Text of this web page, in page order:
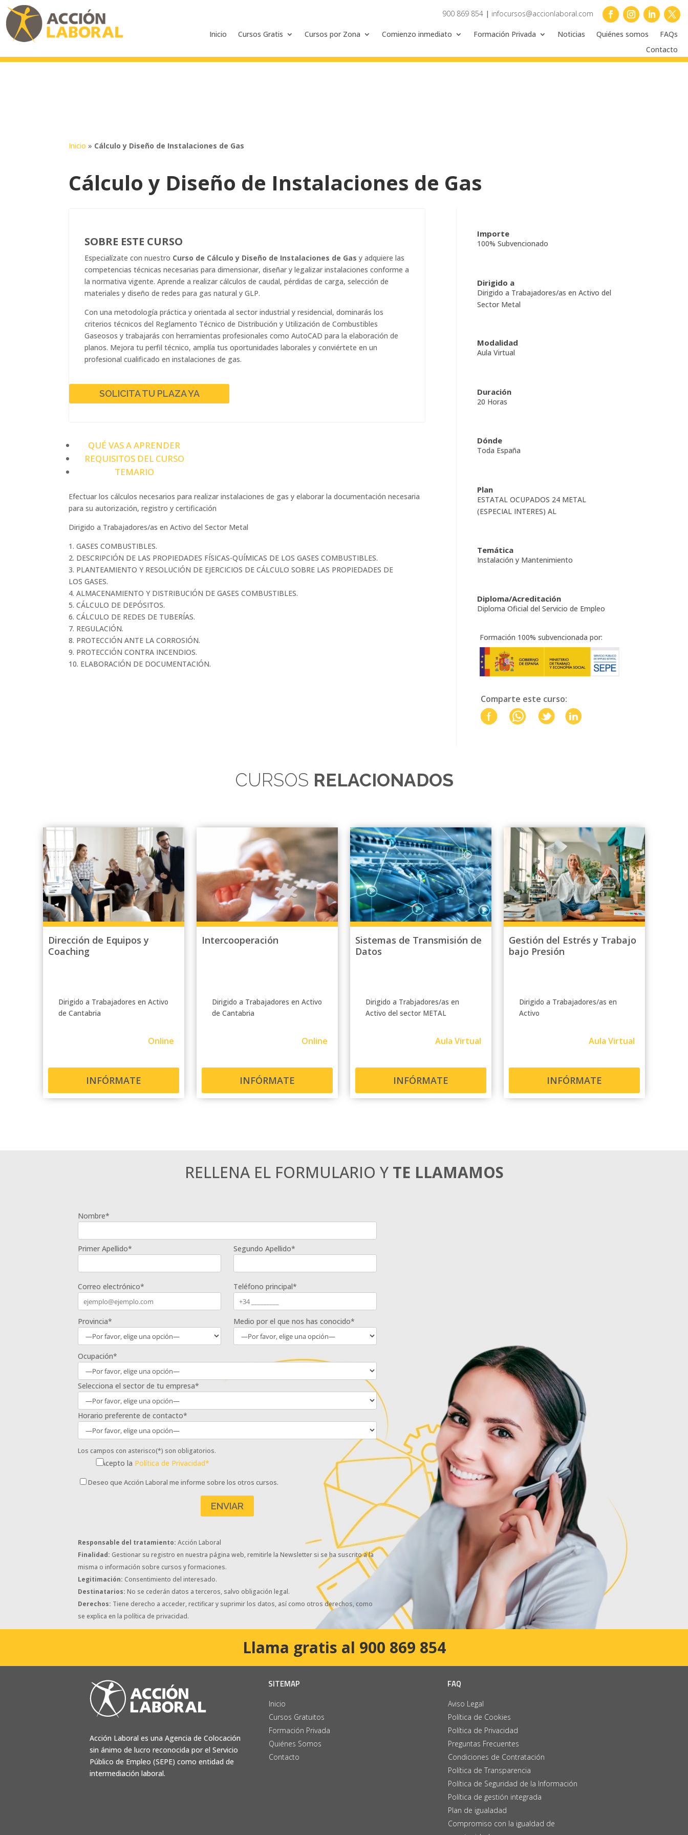
900 869 854 | infocursos@accionlaboral.com
Inicio Cursos Gratis Cursos por Zona Comienzo inmediato Formación Privada Noticias Quiénes somos
FAQs
Contacto
Inicio » Cálculo y Diseño de Instalaciones de Gas
Cálculo y Diseño de Instalaciones de Gas
SOBRE ESTE CURSO
Especialízate con nuestro Curso de Cálculo y Diseño de Instalaciones de Gas y adquiere las
competencias técnicas necesarias para dimensionar, diseñar y legalizar instalaciones conforme a
la normativa vigente. Aprende a realizar cálculos de caudal, pérdidas de carga, selección de
materiales y diseño de redes para gas natural y GLP.
Con una metodología práctica y orientada al sector industrial y residencial, dominarás los
criterios técnicos del Reglamento Técnico de Distribución y Utilización de Combustibles
Gaseosos y trabajarás con herramientas profesionales como AutoCAD para la elaboración de
planos. Mejora tu perfil técnico, amplía tus oportunidades laborales y conviértete en un
profesional cualificado en instalaciones de gas.
SOLICITA TU PLAZA YA
QUÉ VAS A APRENDER
REQUISITOS DEL CURSO
TEMARIO
Efectuar los cálculos necesarios para realizar instalaciones de gas y elaborar la documentación necesaria
para su autorización, registro y certificación
Dirigido a Trabajadores/as en Activo del Sector Metal
1. GASES COMBUSTIBLES.
2. DESCRIPCIÓN DE LAS PROPIEDADES FÍSICAS-QUÍMICAS DE LOS GASES COMBUSTIBLES.
3. PLANTEAMIENTO Y RESOLUCIÓN DE EJERCICIOS DE CÁLCULO SOBRE LAS PROPIEDADES DE
LOS GASES.
4. ALMACENAMIENTO Y DISTRIBUCIÓN DE GASES COMBUSTIBLES.
5. CÁLCULO DE DEPÓSITOS.
6. CÁLCULO DE REDES DE TUBERÍAS.
7. REGULACIÓN.
8. PROTECCIÓN ANTE LA CORROSIÓN.
9. PROTECCIÓN CONTRA INCENDIOS.
10. ELABORACIÓN DE DOCUMENTACIÓN.
Importe
100% Subvencionado
Dirigido a
Dirigido a Trabajadores/as en Activo del
Sector Metal
Modalidad
Aula Virtual
Duración
20 Horas
Dónde
Toda España
Plan
ESTATAL OCUPADOS 24 METAL
(ESPECIAL INTERES) AL
Temática
Instalación y Mantenimiento
Diploma/Acreditación
Diploma Oficial del Servicio de Empleo
Formación 100% subvencionada por:
Comparte este curso:
CURSOS RELACIONADOS
Dirección de Equipos y
Coaching
Dirigido a Trabajadores en Activo
de Cantabria
Online
INFÓRMATE
Intercooperación
Dirigido a Trabajadores en Activo
de Cantabria
Online
INFÓRMATE
Sistemas de Transmisión de
Datos
Dirigido a Trabjadores/as en
Activo del sector METAL
Aula Virtual
INFÓRMATE
Gestión del Estrés y Trabajo
bajo Presión
Dirigido a Trabajadores/as en
Activo
Aula Virtual
INFÓRMATE
RELLENA EL FORMULARIO Y TE LLAMAMOS
Nombre*
Primer Apellido* Segundo Apellido*
Correo electrónico* Teléfono principal*
Provincia* Medio por el que nos has conocido*
Ocupación*
Selecciona el sector de tu empresa*
Horario preferente de contacto*
Los campos con asterisco(*) son obligatorios.
Acepto la Política de Privacidad*
Deseo que Acción Laboral me informe sobre los otros cursos.
Responsable del tratamiento: Acción Laboral
Finalidad: Gestionar su registro en nuestra página web, remitirle la Newsletter si se ha suscrito a la
misma o información sobre cursos y formaciones.
Legitimación: Consentimiento del interesado.
Destinatarios: No se cederán datos a terceros, salvo obligación legal.
Derechos: Tiene derecho a acceder, rectificar y suprimir los datos, así como otros derechos, como
se explica en la política de privacidad.
Llama gratis al 900 869 854
Acción Laboral es una Agencia de Colocación
sin ánimo de lucro reconocida por el Servicio
Público de Empleo (SEPE) como entidad de
intermediación laboral.
SITEMAP
Inicio
Cursos Gratuitos
Formación Privada
Quiénes Somos
Contacto
FAQ
Aviso Legal
Política de Cookies
Política de Privacidad
Preguntas Frecuentes
Condiciones de Contratación
Política de Transparencia
Política de Seguridad de la Información
Política de gestión integrada
Plan de igualadad
Compromiso con la igualdad de